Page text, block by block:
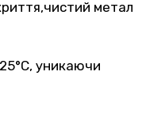
метал
уникаючи